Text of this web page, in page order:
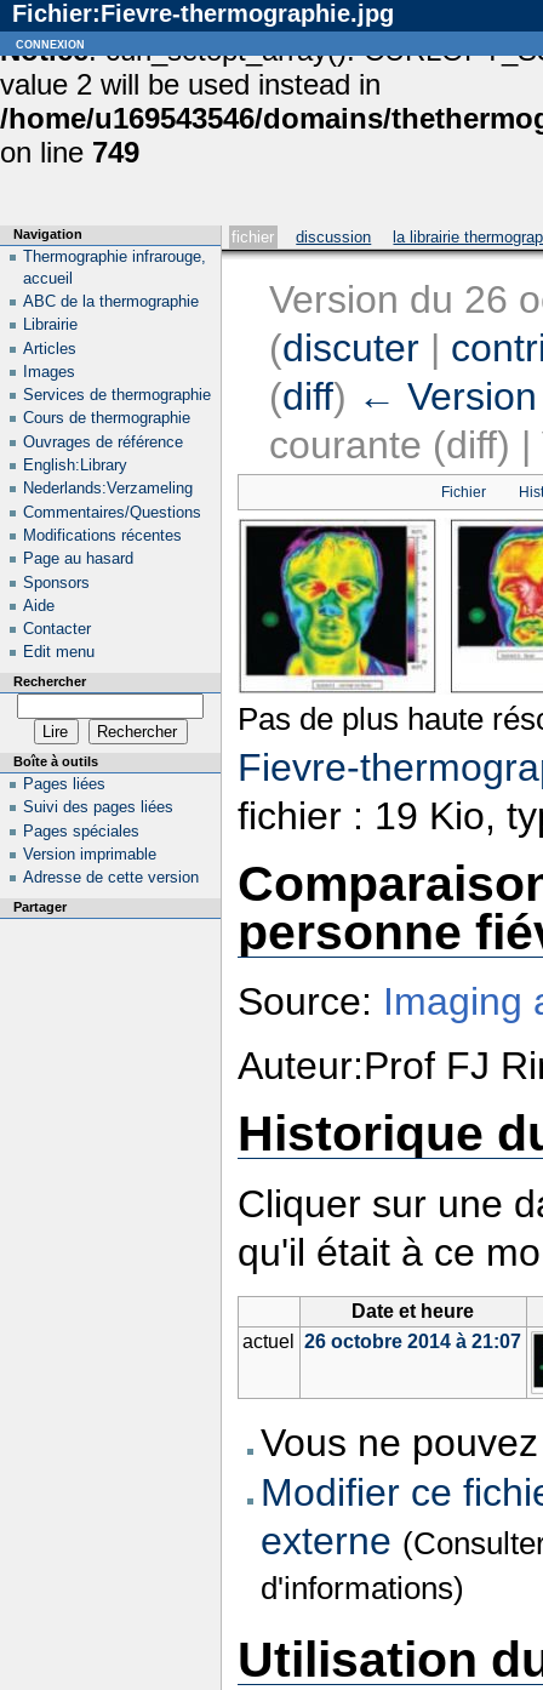
Notice: curl_setopt_array():
value 2 will be used instead in
/home/u169543546/domains/
on line 749
Fichier:Fievre-thermographie.jpg
fichier discussion la librairie
Version du 26
(discuter |
(diff) ←
courante (diff)
Fichier
Pas de plus haute
Fievre-
fichier : 19 Kio,
personne
Source: Imaging
Auteur:Prof FJ
Historique
Cliquer sur une
qu'il était à ce
Date et heure
actuel
26 octobre 2014 à 21:07
Vous ne
Modifier ce
externe
d'informations)
Utilisation
Navigation
Thermographie infrarouge,
accueil
ABC de la thermographie
Librairie
Articles
Images
Services de thermographie
Cours de thermographie
Ouvrages de référence
English:Library
Nederlands:Verzameling
Commentaires/Questions
Modifications récentes
Page au hasard
Sponsors
Aide
Contacter
Edit menu
Rechercher
Boîte à outils
Pages liées
Suivi des pages liées
Pages spéciales
Version imprimable
Adresse de cette version
Partager
connexion